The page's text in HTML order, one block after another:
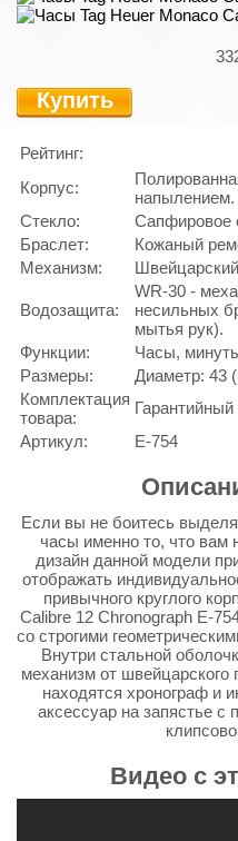
Купить
Рейтинг:
Корпус:
напылением.
Стекло:
Сапфировое
Браслет:
Кожаный
Механизм:
Водозащита:
WR-30 -
несильных
мытья рук).
Функции:
Часы,
Размеры:
Диаметр: 43
Комплектация
товара:
Артикул:
E-754
Если вы не боитесь
часы именно то, что
дизайн данной модели
отображать
привычного круглого
Calibre 12 Chronograph E-
со строгими
Внутри стальной
механизм от
находятся хронограф и
аксессуар на запястье
Видео с